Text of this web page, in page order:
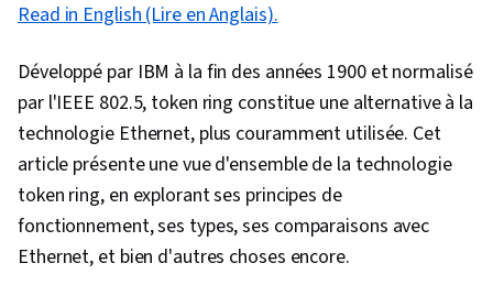
Read in English (Lire en Anglais).
Développé par IBM à la fin des années 1900 et normalisé
par l'IEEE 802.5, token ring constitue une alternative à la
technologie Ethernet, plus couramment utilisée. Cet
article présente une vue d'ensemble de la technologie
token ring, en explorant ses principes de
fonctionnement, ses types, ses comparaisons avec
Ethernet, et bien d'autres choses encore.